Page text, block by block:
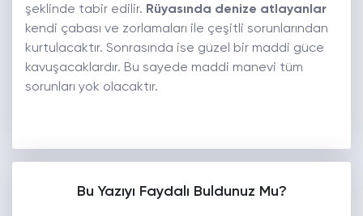
şeklinde tabir edilir. Rüyasında denize atlayanlar
kendi çabası ve zorlamaları ile çeşitli sorunlarından
kurtulacaktır. Sonrasında ise güzel bir maddi güce
kavuşacaklardır. Bu sayede maddi manevi tüm
sorunları yok olacaktır.
Bu Yazıyı Faydalı Buldunuz Mu?